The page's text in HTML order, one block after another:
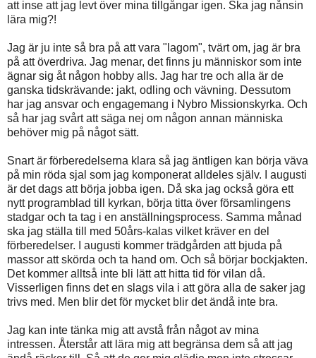
att inse att jag levt över mina tillgångar igen. Ska jag nånsin
lära mig?!
Jag är ju inte så bra på att vara "lagom", tvärt om, jag är bra
på att överdriva. Jag menar, det finns ju människor som inte
ägnar sig åt någon hobby alls. Jag har tre och alla är de
ganska tidskrävande: jakt, odling och vävning. Dessutom
har jag ansvar och engagemang i Nybro Missionskyrka. Och
så har jag svårt att säga nej om någon annan människa
behöver mig på något sätt.
Snart är förberedelserna klara så jag äntligen kan börja väva
på min röda sjal som jag komponerat alldeles själv. I augusti
är det dags att börja jobba igen. Då ska jag också göra ett
nytt programblad till kyrkan, börja titta över församlingens
stadgar och ta tag i en anställningsprocess. Samma månad
ska jag ställa till med 50års-kalas vilket kräver en del
förberedelser. I augusti kommer trädgården att bjuda på
massor att skörda och ta hand om. Och så börjar bockjakten.
Det kommer alltså inte bli lätt att hitta tid för vilan då.
Visserligen finns det en slags vila i att göra alla de saker jag
trivs med. Men blir det för mycket blir det ändå inte bra.
Jag kan inte tänka mig att avstå från något av mina
intressen. Återstår att lära mig att begränsa dem så att jag